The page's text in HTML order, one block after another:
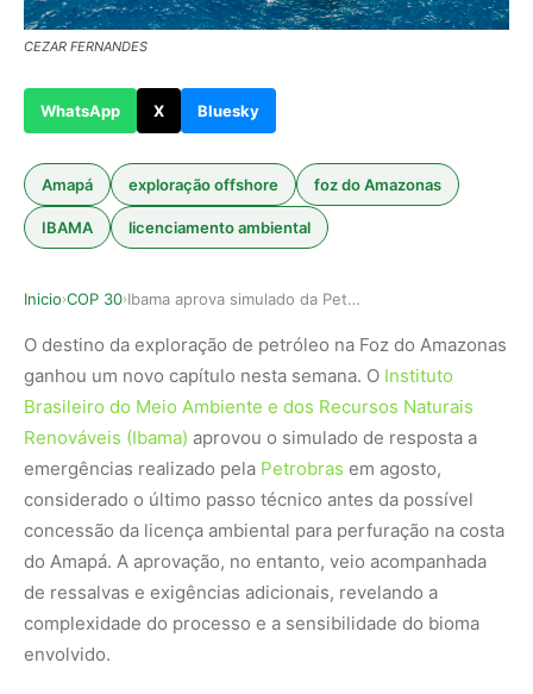
CEZAR FERNANDES
WhatsApp X Bluesky
Amapá exploração offshore foz do Amazonas
IBAMA licenciamento ambiental
Inicio›COP 30› Ibama aprova simulado da Petrobras na Foz do Am…
O destino da exploração de petróleo na Foz do Amazonas
ganhou um novo capítulo nesta semana. O Instituto
Brasileiro do Meio Ambiente e dos Recursos Naturais
Renováveis (Ibama) aprovou o simulado de resposta a
emergências realizado pela Petrobras em agosto,
considerado o último passo técnico antes da possível
concessão da licença ambiental para perfuração na costa
do Amapá. A aprovação, no entanto, veio acompanhada
de ressalvas e exigências adicionais, revelando a
complexidade do processo e a sensibilidade do bioma
envolvido.